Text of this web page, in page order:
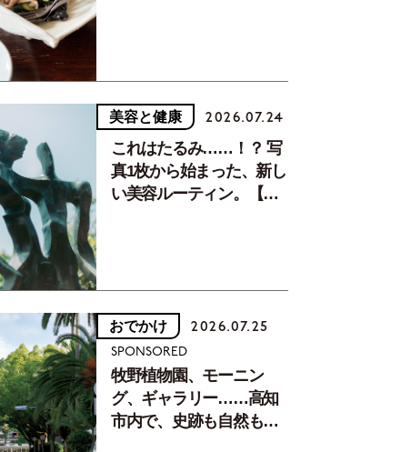
美容と健康 2026.07.24
これはたるみ……！？ 写
真1枚から始まった、新し
い美容ルーティン。【中
おでかけ 2026.07.25
SPONSORED
牧野植物園、モーニン
グ、ギャラリー……高知
市内で、史跡も自然もグ